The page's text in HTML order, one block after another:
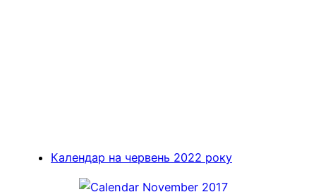
Календар на червень 2022 року